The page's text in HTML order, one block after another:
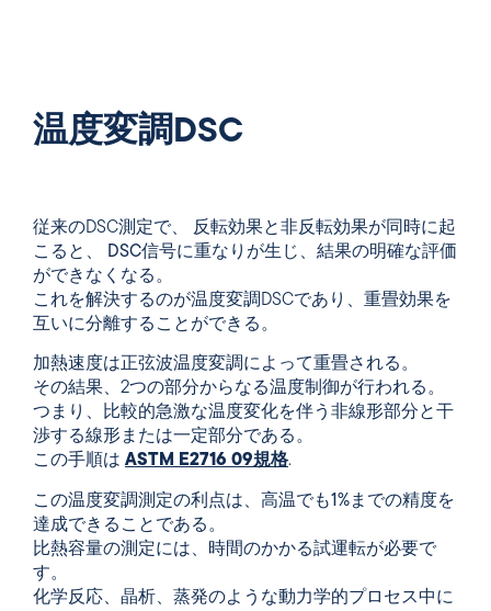
温度変調DSC
従来のDSC測定で、 反転効果と非反転効果が同時に起
こると、
DSC信号に重なりが生じ 、結果の明確な評価
ができなくなる。
これを解決するのが温度変調DSCであり、重畳効果を
互いに分離することができる。
加熱速度は正弦波温度変調によって重畳される。
その結果、2つの部分からなる温度制御が行われる。
つまり、比較的急激な温度変化を伴う非線形部分と干
渉する線形または一定部分である。
この手順は ASTM E2716 09規格.
この温度変調測定の利点は、高温でも1%までの精度を
達成できる ことである。
比熱容量の測定には、時間のかかる試運転が必要で
す。
化学反応、晶析、蒸発のような動力学的プロセス中に